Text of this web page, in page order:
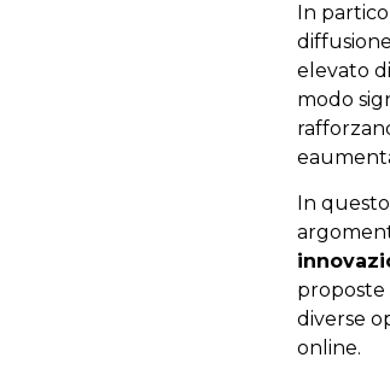
In
elevato
modo
In
proposte
diverse
online.